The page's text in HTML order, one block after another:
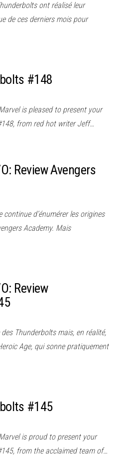
ont réalisé leur
de ces derniers mois pour
#148
is pleased to present your
from red hot writer Jeff…
Review Avengers
continue d’énumérer les origines
Academy. Mais
Review
Thunderbolts mais, en réalité,
Age, qui sonne pratiquement
#145
is proud to present your
from the acclaimed team of…